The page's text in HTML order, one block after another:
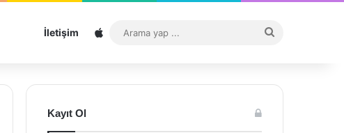
İletişim Sitemap
...
Kayıt Ol